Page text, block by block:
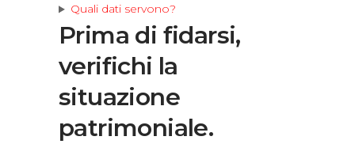
Quali dati servono?
Prima di fidarsi,
verifichi la
situazione
patrimoniale.